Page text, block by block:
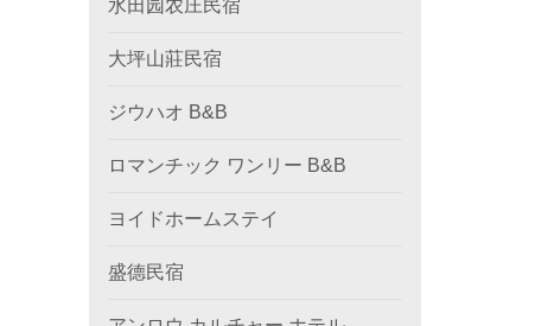
水田园农庄民宿
大坪山莊民宿
ジウハオ B&B
ロマンチック ワンリー B&B
ヨイドホームステイ
盛德民宿